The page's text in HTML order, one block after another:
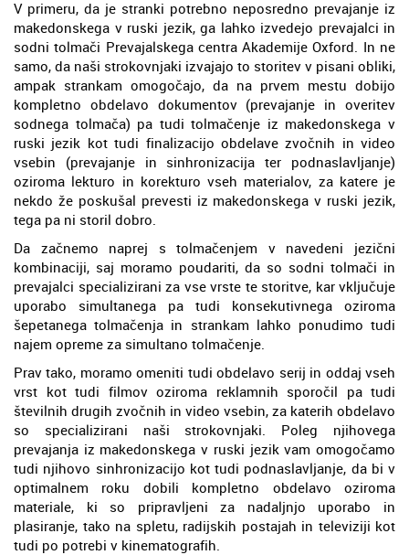
V primeru, da je stranki potrebno neposredno prevajanje iz
makedonskega v ruski jezik, ga lahko izvedejo prevajalci in
sodni tolmači Prevajalskega centra Akademije Oxford. In ne
samo, da naši strokovnjaki izvajajo to storitev v pisani obliki,
ampak strankam omogočajo, da na prvem mestu dobijo
kompletno obdelavo dokumentov (prevajanje in overitev
sodnega tolmača) pa tudi tolmačenje iz makedonskega v
ruski jezik kot tudi finalizacijo obdelave zvočnih in video
vsebin (prevajanje in sinhronizacija ter podnaslavljanje)
oziroma lekturo in korekturo vseh materialov, za katere je
nekdo že poskušal prevesti iz makedonskega v ruski jezik,
tega pa ni storil dobro.
Da začnemo naprej s tolmačenjem v navedeni jezični
kombinaciji, saj moramo poudariti, da so sodni tolmači in
prevajalci specializirani za vse vrste te storitve, kar vključuje
uporabo simultanega pa tudi konsekutivnega oziroma
šepetanega tolmačenja in strankam lahko ponudimo tudi
najem opreme za simultano tolmačenje.
Prav tako, moramo omeniti tudi obdelavo serij in oddaj vseh
vrst kot tudi filmov oziroma reklamnih sporočil pa tudi
številnih drugih zvočnih in video vsebin, za katerih obdelavo
so specializirani naši strokovnjaki. Poleg njihovega
prevajanja iz makedonskega v ruski jezik vam omogočamo
tudi njihovo sinhronizacijo kot tudi podnaslavljanje, da bi v
optimalnem roku dobili kompletno obdelavo oziroma
materiale, ki so pripravljeni za nadaljnjo uporabo in
plasiranje, tako na spletu, radijskih postajah in televiziji kot
tudi po potrebi v kinematografih.